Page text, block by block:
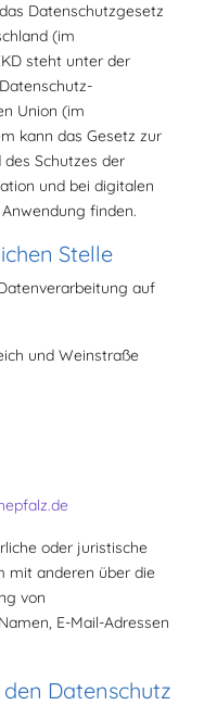
Datenschutzgesetz
(im
steht unter der
Union (im
kann das Gesetz zur
Schutzes der
und bei digitalen
finden.
Stelle
auf
und Weinstraße
oder juristische
mit anderen über die
von
E-Mail-Adressen
Datenschutz